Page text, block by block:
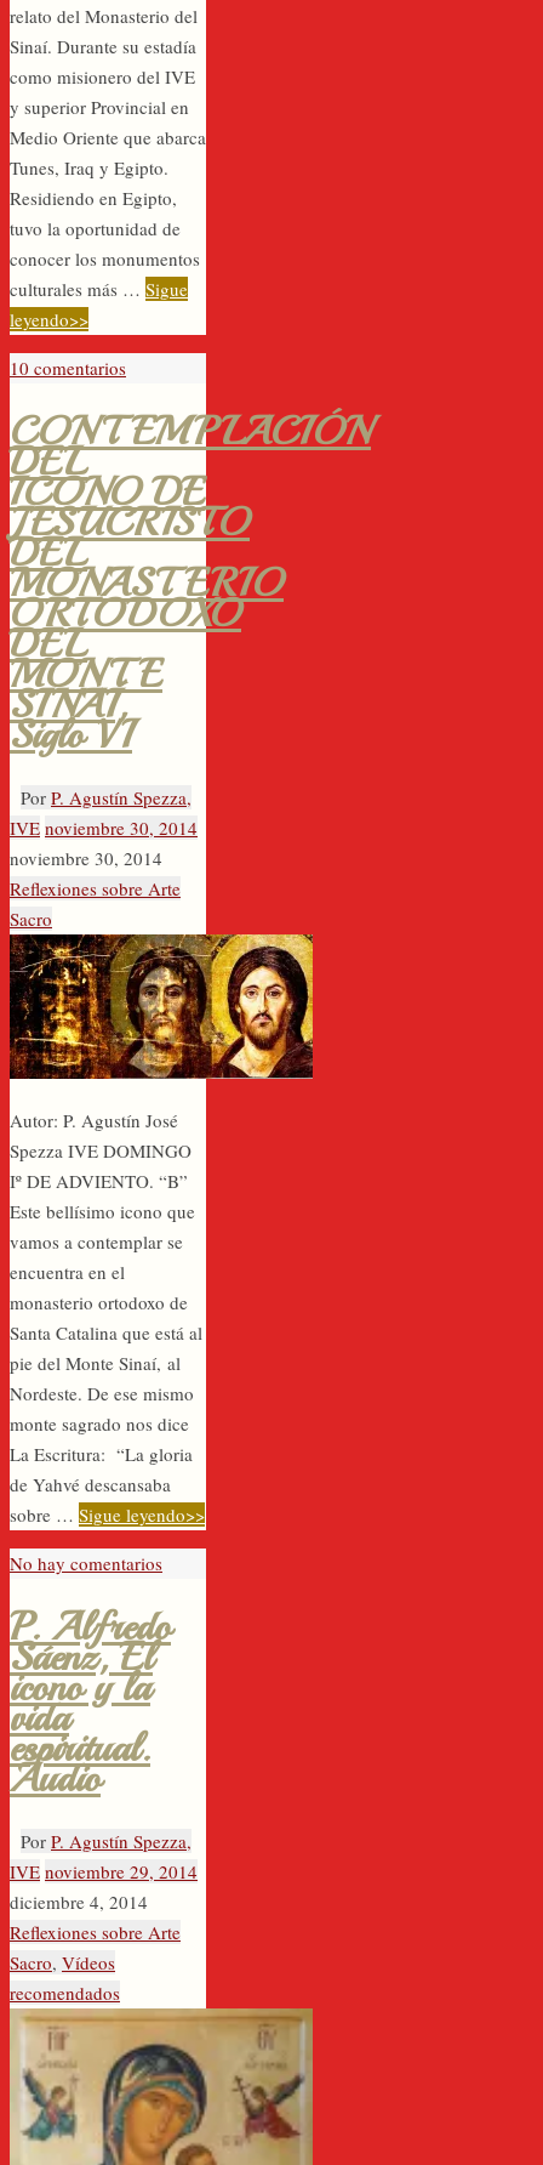
relato del Monasterio del
Sinaí. Durante su estadía
como misionero del IVE
y superior Provincial en
Medio Oriente que abarca
Tunes, Iraq y Egipto.
Residiendo en Egipto,
tuvo la oportunidad de
conocer los monumentos
culturales más … Sigue
leyendo>>
10 comentarios
CONTEMPLACIÓN
DEL
ICONO DE
JESUCRISTO
DEL
MONASTERIO
ORTODOXO
DEL
MONTE
SINAÍ,
Siglo VI
Por P. Agustín Spezza,
IVE noviembre 30, 2014
noviembre 30, 2014
Reflexiones sobre Arte
Sacro
Autor: P. Agustín José
Spezza IVE DOMINGO
Iº DE ADVIENTO. “B”
Este bellísimo icono que
vamos a contemplar se
encuentra en el
monasterio ortodoxo de
Santa Catalina que está al
pie del Monte Sinaí, al
Nordeste. De ese mismo
monte sagrado nos dice
La Escritura: “La gloria
de Yahvé descansaba
sobre … Sigue leyendo>>
No hay comentarios
P. Alfredo
Sáenz, El
icono y la
vida
espiritual.
Audio
Por P. Agustín Spezza,
IVE noviembre 29, 2014
diciembre 4, 2014
Reflexiones sobre Arte
Sacro, Vídeos
recomendados